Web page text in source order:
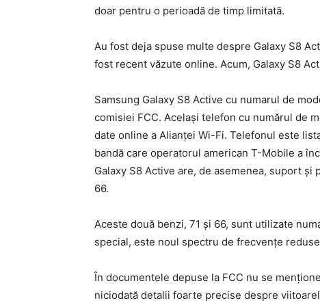
doar pentru o perioadă de timp limitată.
Au fost deja spuse multe despre Galaxy S8
fost recent văzute online. Acum, Galaxy S8
Samsung Galaxy S8 Active cu numarul de
comisiei FCC. Același telefon cu numărul de
date online a Alianței Wi-Fi. Telefonul este
bandă care operatorul american T-Mobile a
Galaxy S8 Active are, de asemenea, suport
66.
Aceste două benzi, 71 și 66, sunt utilizate
special, este noul spectru de frecvențe
În documentele depuse la FCC nu se
niciodată detalii foarte precise despre